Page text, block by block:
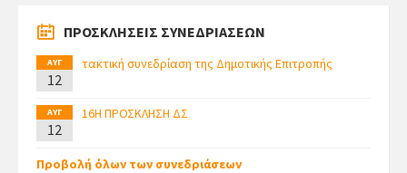
ΠΡΟΣΚΛΗΣΕΙΣ ΣΥΝΕΔΡΙΑΣΕΩΝ
ΑΥΓ
12
τακτική συνεδρίαση της Δημοτικής Επιτροπής
ΑΥΓ
12
16Η ΠΡΟΣΚΛΗΣΗ ΔΣ
Προβολή όλων των συνεδριάσεων